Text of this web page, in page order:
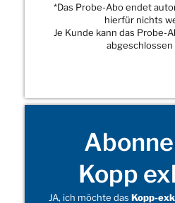
*Das Probe-Abo endet
hierfür nichts
Je Kunde kann das Probe-
abgeschlossen
Kopp
JA, ich möchte das Kopp-